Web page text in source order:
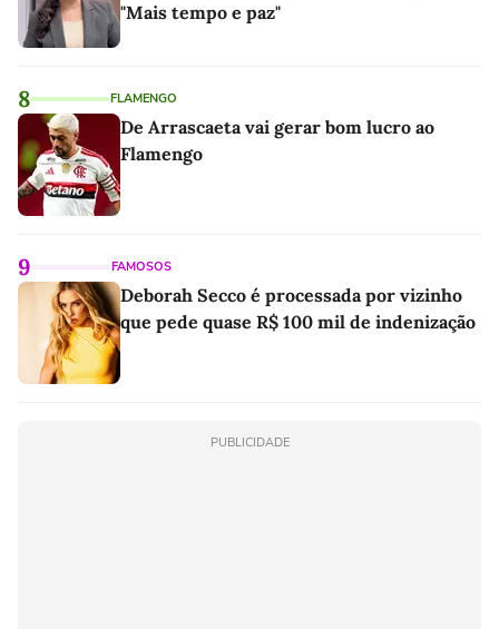
"Mais tempo e paz"
8 FLAMENGO
De Arrascaeta vai gerar bom lucro ao
Flamengo
9 FAMOSOS
Deborah Secco é processada por vizinho
que pede quase R$ 100 mil de indenização
PUBLICIDADE